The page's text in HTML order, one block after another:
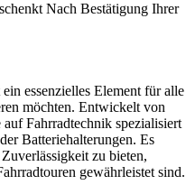
Nach Bestätigung Ihrer
essenzielles Element für alle
möchten. Entwickelt von
Fahrradtechnik spezialisiert
Batteriehalterungen. Es
zu bieten,
gewährleistet sind.